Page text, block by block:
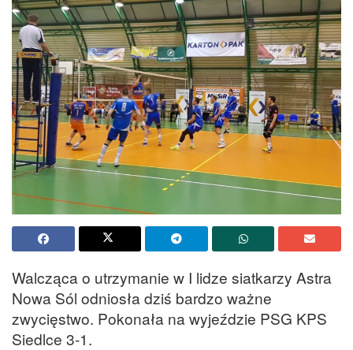
Walcząca o utrzymanie w I lidze siatkarzy Astra
Nowa Sól odniosła dziś bardzo ważne
zwycięstwo. Pokonała na wyjeździe PSG KPS
Siedlce 3-1.